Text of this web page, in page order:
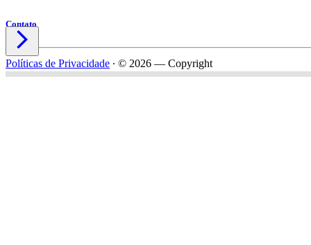
Contato

Políticas de Privacidade ∙ © 2026 — Copyright